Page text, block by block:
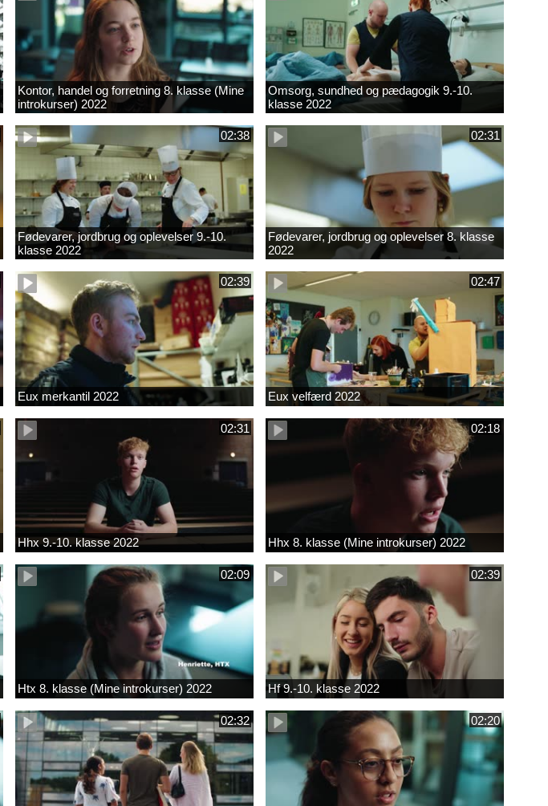
Kontor, handel og forretning 8. klasse (Mine
introkurser) 2022
Omsorg, sundhed og pædagogik 9.-10.
klasse 2022
02:38
Fødevarer, jordbrug og oplevelser 9.-10.
klasse 2022
02:31
Fødevarer, jordbrug og oplevelser 8. klasse
2022
02:39
Eux merkantil 2022
02:47
Eux velfærd 2022
02:31
Hhx 9.-10. klasse 2022
02:18
Hhx 8. klasse (Mine introkurser) 2022
02:09
Htx 8. klasse (Mine introkurser) 2022
02:39
Hf 9.-10. klasse 2022
02:32 02:20